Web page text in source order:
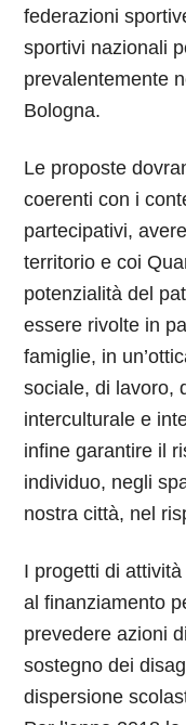
federazioni
sportivi nazionali
prevalentemente
Bologna.
Le proposte
coerenti con i
partecipativi,
territorio e coi
potenzialità del
essere rivolte in
famiglie, in
sociale, di lavoro,
interculturale e
infine garantire il
individuo, negli
nostra città, nel
I progetti di
al finanziamento
prevedere azioni
sostegno dei
dispersione